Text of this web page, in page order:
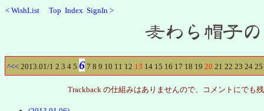
< WishList Top Index SignIn >
^<< 2013.01/1 2 3 4 5 6 7 8 9 10 11 12 13 14 15 16 17 18 19 20 21 22 23 24 25
Trackback の仕組みはありませんので、コメントにでも